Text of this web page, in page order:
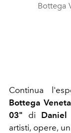
Bottega
Continua
Bottega Veneta
03" di Daniel
artisti, opere,